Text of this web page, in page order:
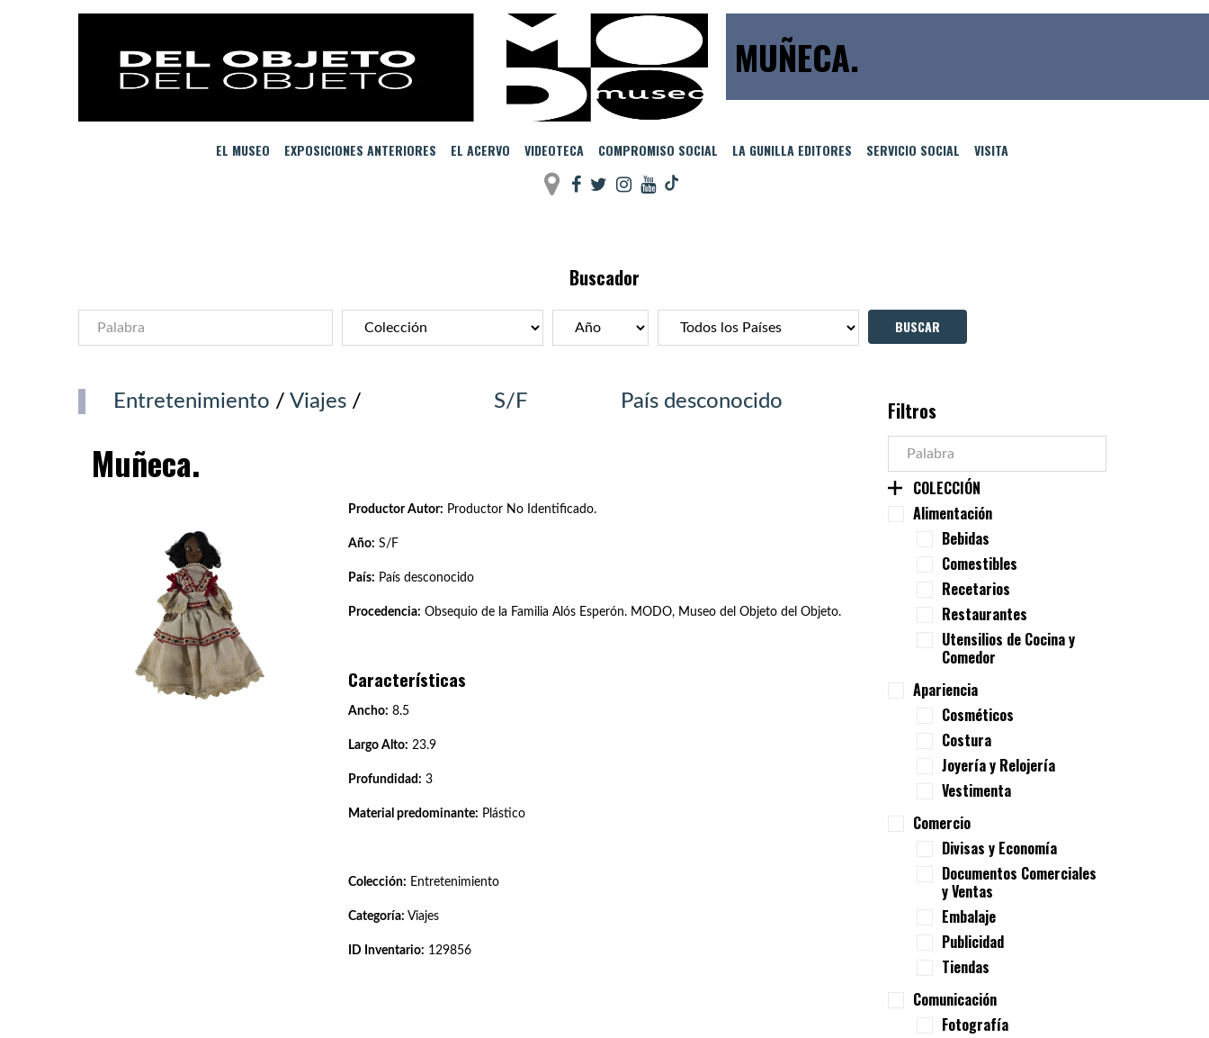
MUÑECA.
EL MUSEO EXPOSICIONES ANTERIORES EL ACERVO VIDEOTECA COMPROMISO SOCIAL LA GUNILLA EDITORES SERVICIO SOCIAL VISITA
Buscador
Entretenimiento / Viajes / S/F País desconocido
Muñeca.
Productor Autor: Productor No Identificado.
Año: S/F
País: País desconocido
Procedencia: Obsequio de la Familia Alós Esperón. MODO, Museo del Objeto del Objeto.
Características
Ancho: 8.5
Largo Alto: 23.9
Profundidad: 3
Material predominante: Plástico
Colección: Entretenimiento
Categoría: Viajes
ID Inventario: 129856
Filtros
COLECCIÓN
Alimentación
Bebidas
Comestibles
Recetarios
Restaurantes
Utensilios de Cocina y
Comedor
Apariencia
Cosméticos
Costura
Joyería y Relojería
Vestimenta
Comercio
Divisas y Economía
Documentos Comerciales
y Ventas
Embalaje
Publicidad
Tiendas
Comunicación
Fotografía